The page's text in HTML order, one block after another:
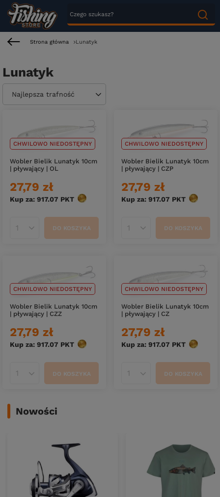
Strona główna Lunatyk
Lunatyk
Zmień sortowanie
Najlepsza trafność
CHWILOWO NIEDOSTĘPNY
Wobler Bielik Lunatyk 10cm
| pływający | OL
27,79 zł
Kup za: 917.07 PKT punktów
Ilość produktówDO KOSZYKA
CHWILOWO NIEDOSTĘPNY
Wobler Bielik Lunatyk 10cm
| pływający | CZP
27,79 zł
Kup za: 917.07 PKT punktów
Ilość produktówDO KOSZYKA
CHWILOWO NIEDOSTĘPNY
Wobler Bielik Lunatyk 10cm
| pływający | CZZ
27,79 zł
Kup za: 917.07 PKT punktów
Ilość produktówDO KOSZYKA
CHWILOWO NIEDOSTĘPNY
Wobler Bielik Lunatyk 10cm
| pływający | CZ
27,79 zł
Kup za: 917.07 PKT punktów
Ilość produktówDO KOSZYKA
Nowości